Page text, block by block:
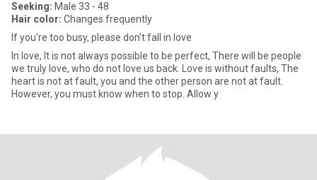
Seeking: Male 33 - 48
Hair color: Changes frequently
If you're too busy, please don't fall in love
In love, It is not always possible to be perfect, There will be people
we truly love, who do not love us back. Love is without faults, The
heart is not at fault, you and the other person are not at fault.
However, you must know when to stop. Allow y